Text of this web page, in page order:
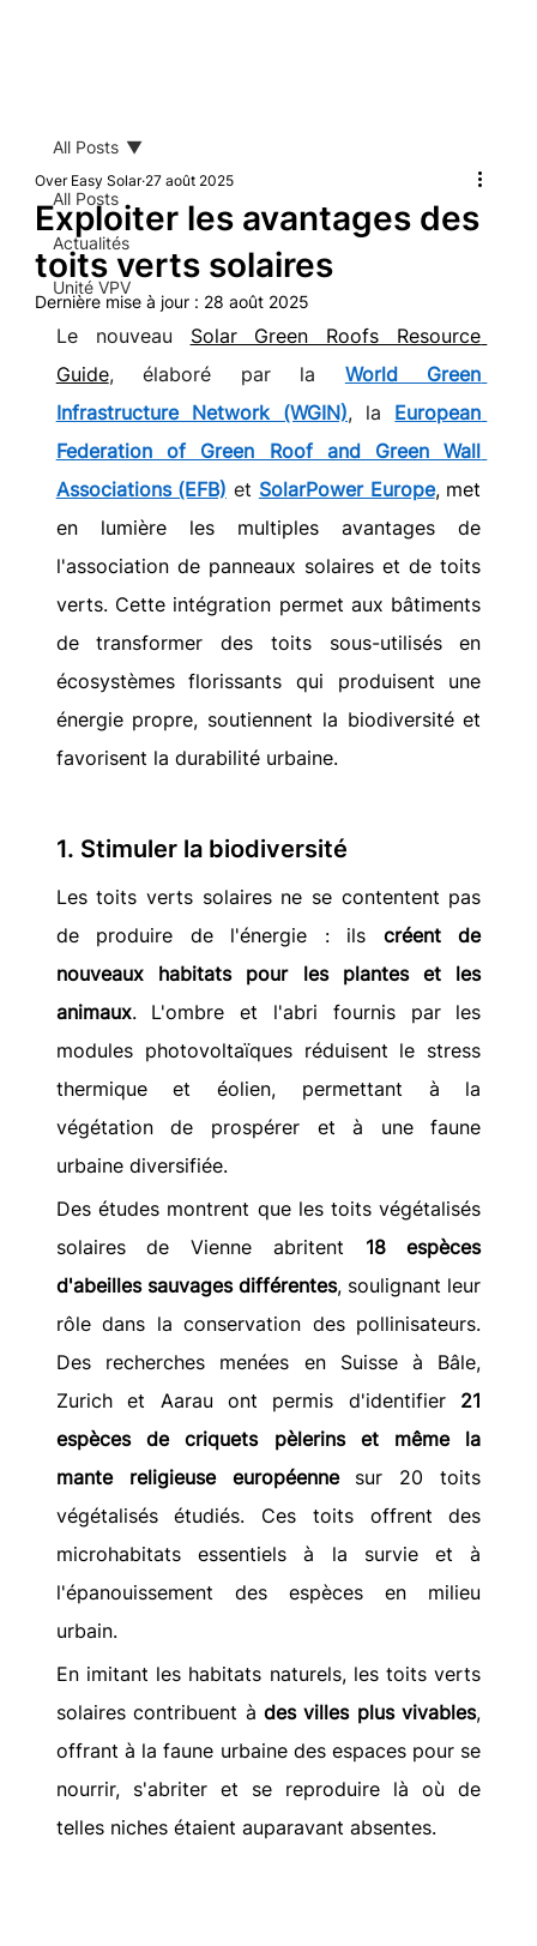
All Posts
Actualités
Unité VPV
All Posts
Exploiter les avantages des
toits verts solaires
Over Easy Solar 27 août 2025
Dernière mise à jour : 28 août 2025
Le nouveau
Solar Green Roofs Resource
Guide, élaboré par la World Green
Infrastructure Network (WGIN), la European
Federation of Green Roof and Green Wall
Associations (EFB) et SolarPower Europe, met
en lumière les multiples avantages de
l'association de panneaux solaires et de toits
verts. Cette intégration permet aux bâtiments
de transformer des toits sous-utilisés en
écosystèmes florissants qui produisent une
énergie propre, soutiennent la biodiversité et
favorisent la durabilité urbaine.
1. Stimuler la biodiversité
Les toits verts solaires ne se contentent pas
de produire de l'énergie : ils créent de
nouveaux habitats pour les plantes et les
animaux. L'ombre et l'abri fournis par les
modules photovoltaïques réduisent le stress
thermique et éolien, permettant à la
végétation de prospérer et à une faune
urbaine diversifiée.
Des études montrent que les toits végétalisés
solaires de Vienne abritent 18 espèces
d'abeilles sauvages différentes, soulignant leur
rôle dans la conservation des pollinisateurs.
Des recherches menées en Suisse à Bâle,
Zurich et Aarau ont permis d'identifier 21
espèces de criquets pèlerins et même la
mante religieuse européenne sur 20 toits
végétalisés étudiés. Ces toits offrent des
microhabitats essentiels à la survie et à
l'épanouissement des espèces en milieu
urbain.
En imitant les habitats naturels, les toits verts
solaires contribuent à des villes plus vivables,
offrant à la faune urbaine des espaces pour se
nourrir, s'abriter et se reproduire là où de
telles niches étaient auparavant absentes.